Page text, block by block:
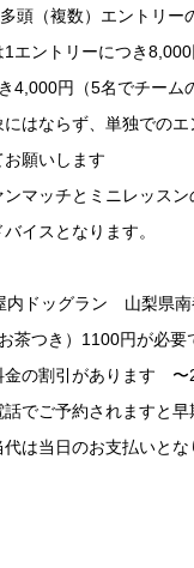
頭（複数）エントリー
1エントリーにつき8,000
4,000円（5名でチーム
はならず、単独での
願いします
マッチとミニレッスン
イスとなります。
内ドッグラン 山梨県南
つき）1100円が必要
の割引があります 〜
でご予約されますと早
は当日のお支払いとな